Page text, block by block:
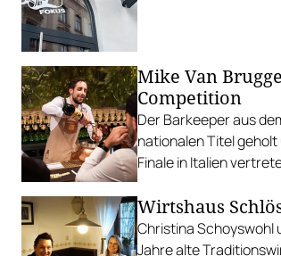
Mike Van
Competition
Der Barkeeper aus
nationalen Titel
Finale in Italien
Wirtshaus
Christina Schoyswohl
Jahre alte